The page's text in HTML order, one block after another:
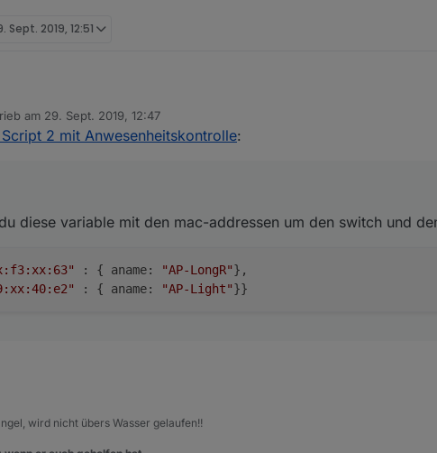
Sept. 2019, 12:51
du diese variable mit den mac-addressen um den switch und den usg
aber um auf die daten zuzugreifen, brauch ich das log (unter dem
am 29. Sept. 2019, 12:47
editiert von
2 mit Anwesenheitskontrolle:
diese variable mit den mac-addressen um den switch und
: { aname: "AP-LongR"},
: { aname: "AP-Light"
wird nicht übers Wasser gelaufen!!